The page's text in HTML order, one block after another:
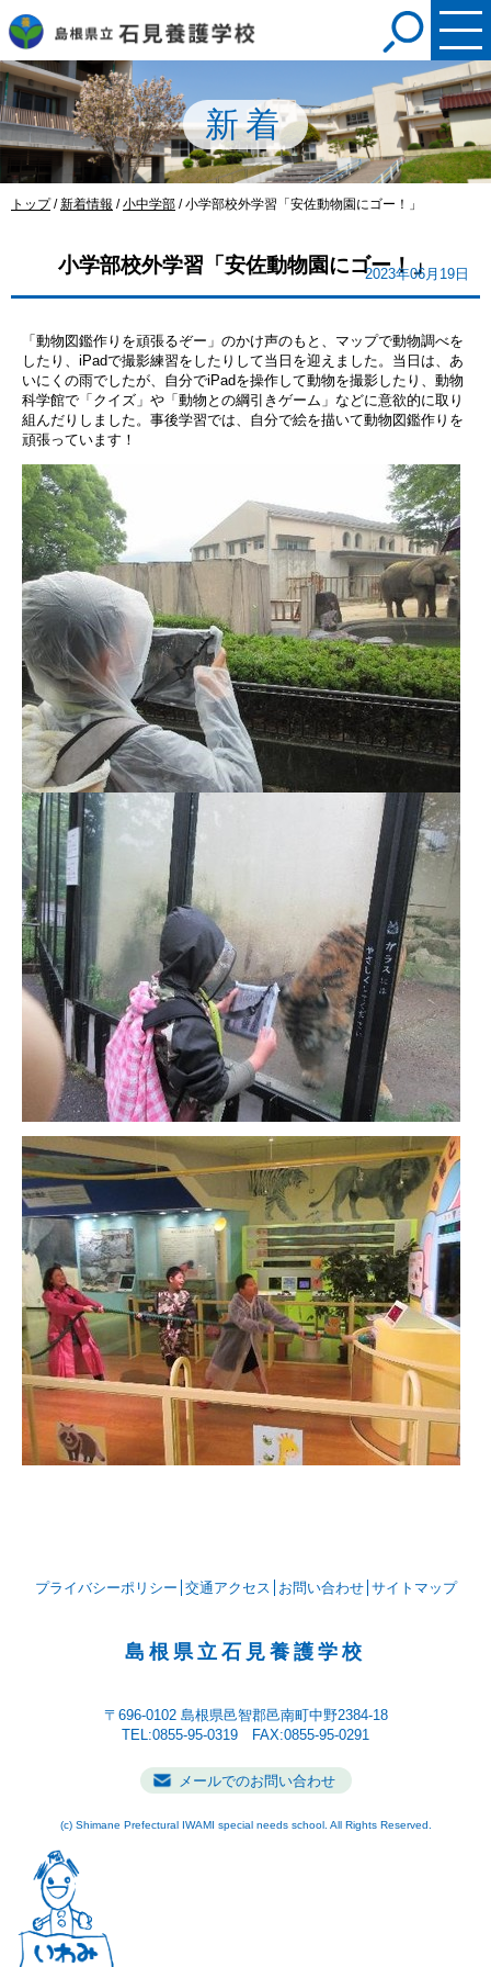
このページの本文へ
新着
現
トップ/新着情報 /小中学部 /小学部校外学習「安佐動物園にゴー！」
小学部校外学習「安佐動物園にゴー！」
2023年06月19日
「動物図鑑作りを頑張るぞー」のかけ声のもと、マップで動物調べを
したり、iPadで撮影練習をしたりして当日を迎えました。当日は、あ
いにくの雨でしたが、自分でiPadを操作して動物を撮影したり、動物
科学館で「クイズ」や「動物との綱引きゲーム」などに意欲的に取り
組んだりしました。事後学習では、自分で絵を描いて動物図鑑作りを
頑張っています！
プライバシーポリシー 交通アクセス お問い合わせ サイトマップ
島根県立石見養護学校
〒696-0102 島根県邑智郡邑南町中野2384-18
TEL:0855-95-0319 FAX:0855-95-0291
メールでのお問い合わせ
(c) Shimane Prefectural IWAMI special needs school. All Rights Reserved.